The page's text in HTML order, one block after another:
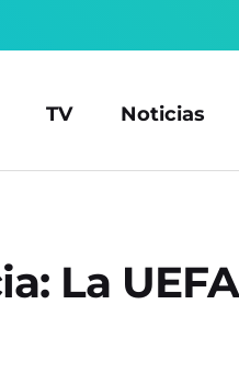
TV Noticias
La